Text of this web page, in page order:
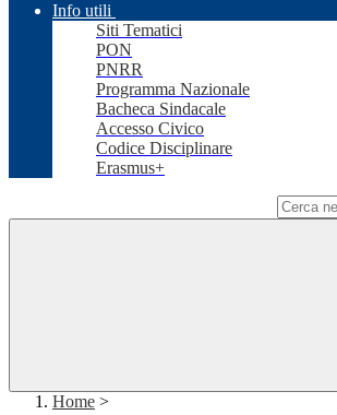
Info utili
Siti Tematici
PON
PNRR
Programma Nazionale
Bacheca Sindacale
Accesso Civico
Codice Disciplinare
Erasmus+
Home >